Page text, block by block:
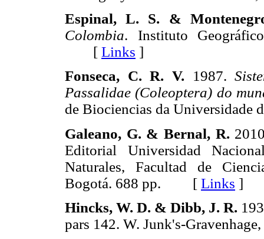
Espinal, L. S. &
Colombia. Instituto
[ Links ]
Fonseca, C. R. V. 1987.
Passalidae (Coleoptera) do
de Biociencias da
Galeano, G. & Bernal, R.
Editorial Universidad
Naturales, Facultad de
Bogotá. 688 pp. [ Links ]
Hincks, W. D. & Dibb, J. R.
pars 142. W. Junk's-